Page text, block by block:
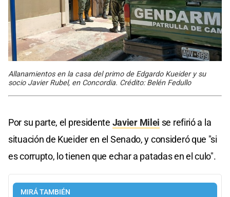
Allanamientos en la casa del primo de Edgardo Kueider y su
socio Javier Rubel, en Concordia. Crédito: Belén Fedullo
Por su parte, el presidente Javier Milei se refirió a la
situación de Kueider en el Senado, y consideró que "si
es corrupto, lo tienen que echar a patadas en el culo".
MIRÁ TAMBIÉN